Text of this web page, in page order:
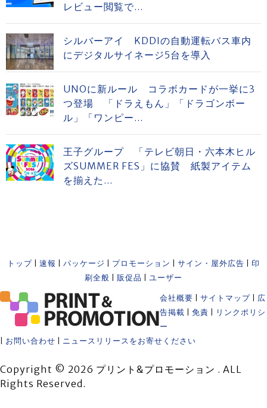
レビュー閲覧で...
シルバーアイ KDDIの自動運転バス車内
にデジタルサイネージ5台を導入
UNOに新ルール コラボカードが一挙に3
つ登場 「ドラえもん」「ドラゴンボー
ル」「ワンピー...
王子グループ 「テレビ朝日・六本木ヒル
ズSUMMER FES」に協賛 紙製アイテム
を揃えた...
トップ 速報 パッケージ プロモーション サイン・屋外広告
印
刷全般
販促品 ユーザー
会社概要 サイトマップ
広
告掲載
免責
リンクポリシ
ー
お問い合わせ ニュースリリースをお寄せください
Copyright © 2026 プリント&プロモーション . ALL
Rights Reserved.